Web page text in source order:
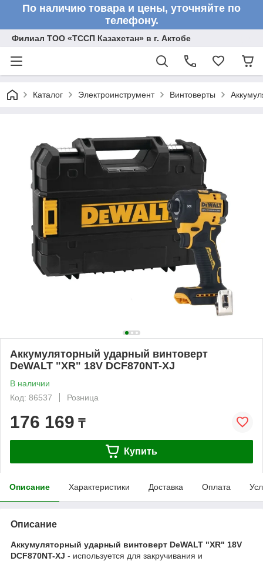
По наличию товара и цены, уточняйте по
телефону.
Филиал ТОО «ТССП Казахстан» в г. Актобе
Каталог Электроинструмент Винтоверты
Аккумуляторный ударный винтоверт
DeWALT "XR" 18V DCF870NT-XJ
В наличии
Код: 86537
Розница
176 169 ₸
Купить
Описание Характеристики Доставка Оплата
Описание
Аккумуляторный ударный винтоверт DeWALT "XR" 18V
DCF870NT-XJ - используется для закручивания и